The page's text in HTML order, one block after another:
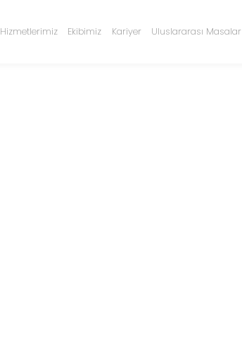
Hizmetlerimiz Ekibimiz Kariyer Uluslararası Masalar